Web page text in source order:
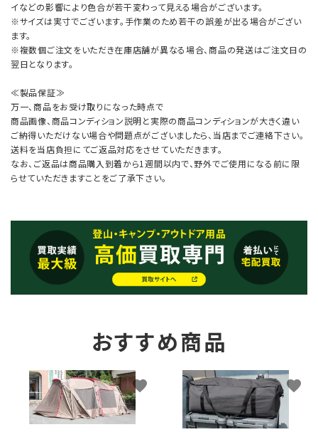
イなどの影響により色合が若干変わって見える場合がございます。
※サイズは実寸でございます。手作業のため若干の誤差が出る場合がござい
ます。
※複数個ご注文をいただき在庫店舗が異なる場合、商品の発送はご注文日の
翌日となります。
≪製品保証≫
万一、商品をお受け取りになった時点で
商品画像、商品コンディション説明と実際の商品コンディションが大きく違い
ご納得いただけない場合や問題点がございましたら、当店までご連絡下さい。
送料を当店負担にてご返品対応をさせていただきます。
なお、ご返品は商品購入到着から1週間以内で、野外でご使用になる前に限
らせていただきますことをご了承下さい。
おすすめ商品
favorite favorite